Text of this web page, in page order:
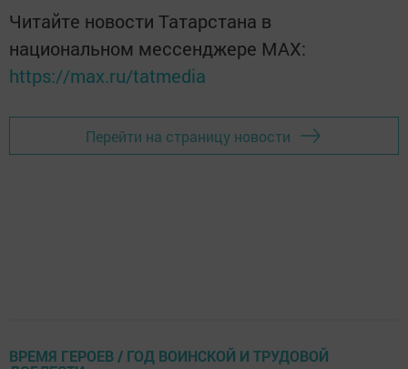
Читайте новости Татарстана в
национальном мессенджере MАХ:
https://max.ru/tatmedia
Перейти на страницу новости
ВРЕМЯ ГЕРОЕВ / ГОД ВОИНСКОЙ И ТРУДОВОЙ